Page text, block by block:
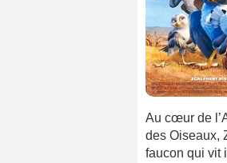
Au cœur de
des Oiseaux,
faucon qui vit